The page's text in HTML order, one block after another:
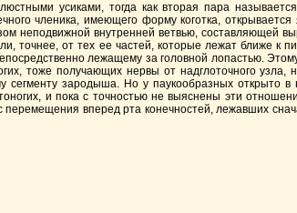
усиками, тогда как вторая пара
членика, имеющего форму коготка, открывается
неподвижной внутренней ветвью, составляющей
точнее, от тех ее частей, которые лежат ближе к
лежащему за головной лопастью.
тоже получающих нервы от надглоточного узла,
сегменту зародыша. Но у паукообразных
и пока с точностью не выяснены эти
перемещения вперед рта конечностей, лежавших